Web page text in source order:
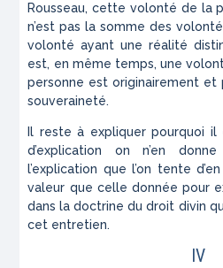
Rousseau, cette volonté de la
n’est pas la somme des
volonté ayant une réalité
est, en même temps, une
personne est originairement
souveraineté.
Il reste à expliquer pourquoi il
d’explication on n’en
l’explication que l’on tente
valeur que celle donnée pour
dans la doctrine du droit divin
cet entretien.
IV